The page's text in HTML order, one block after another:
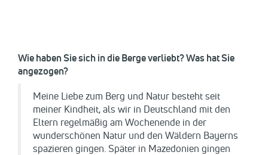
Wie haben Sie sich in die Berge verliebt? Was hat Sie
angezogen?
Meine Liebe zum Berg und Natur besteht seit
meiner Kindheit, als wir in Deutschland mit den
Eltern regelmäßig am Wochenende in der
wunderschönen Natur und den Wäldern Bayerns
spazieren gingen. Später in Mazedonien gingen